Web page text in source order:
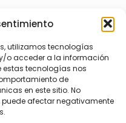
utilizamos tecnologías
o acceder a la información
estas tecnologías nos
de
en este sitio. No
puede afectar negativamente